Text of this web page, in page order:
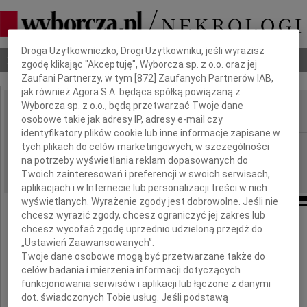
Nekrologi Odeszli Poradnik pogrzebowy
IMIĘ I NAZWISKO:
REGION: Warszawa
DATA EMISJI: 19.05.2011
Pani
Magdalenie Różańskiej
wyrazy głębokiego współczucia
Dbamy o Twoją prywatność
Droga Użytkowniczko, Drogi Użytkowniku, jeśli wyrazisz
zgodę klikając "Akceptuję", Wyborcza sp. z o.o. oraz jej
Zaufani Partnerzy, w tym [872 ] Zaufanych Partnerów IAB,
jak również Agora S.A. będąca spółką powiązaną z
Wyborcza sp. z o.o., będą przetwarzać Twoje dane
osobowe takie jak adresy IP, adresy e-mail czy
identyfikatory plików cookie lub inne informacje zapisane w
tych plikach do celów marketingowych, w szczególności
na potrzeby wyświetlania reklam dopasowanych do
Twoich zainteresowań i preferencji w swoich serwisach,
aplikacjach i w Internecie lub personalizacji treści w nich
wyświetlanych. Wyrażenie zgody jest dobrowolne. Jeśli nie
chcesz wyrazić zgody, chcesz ograniczyć jej zakres lub
chcesz wycofać zgodę uprzednio udzieloną przejdź do
„Ustawień Zaawansowanych”.
Twoje dane osobowe mogą być przetwarzane także do
celów badania i mierzenia informacji dotyczących
funkcjonowania serwisów i aplikacji lub łączone z danymi
dot. świadczonych Tobie usług. Jeśli podstawą